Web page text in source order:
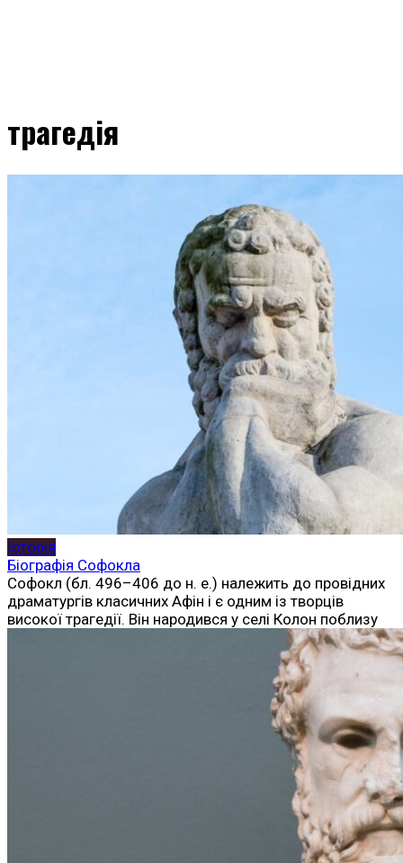
трагедія
Історія
Біографія Софокла
Софокл (бл. 496–406 до н. е.) належить до провідних
драматургів класичних Афін і є одним із творців
високої трагедії. Він народився у селі Колон поблизу